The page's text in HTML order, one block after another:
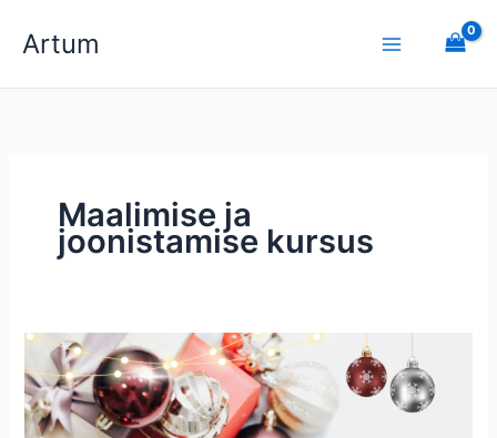
Artum
Maalimise ja
joonistamise kursus
Mida
kinkida?